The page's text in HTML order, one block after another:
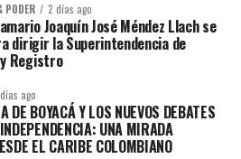
PODER 2 días ago
Joaquín José Méndez Llach se
dirigir la Superintendencia de
Registro
ago
DE BOYACÁ Y LOS NUEVOS DEBATES
UNA MIRADA
EL CARIBE COLOMBIANO